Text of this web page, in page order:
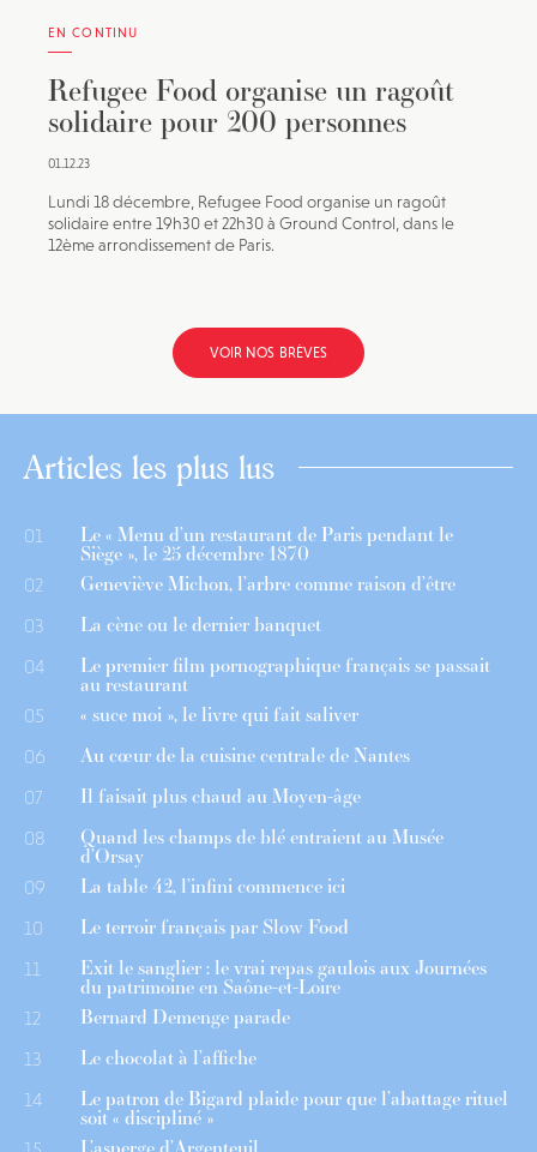
EN CONTINU
Refugee Food organise un ragoût
solidaire pour 200 personnes
01.12.23
Lundi 18 décembre, Refugee Food organise un ragoût
solidaire entre 19h30 et 22h30 à Ground Control, dans le
12ème arrondissement de Paris.
VOIR NOS BRÈVES
Articles les plus lus
01 Le « Menu d’un restaurant de Paris pendant le
Siège », le 25 décembre 1870
02 Geneviève Michon, l’arbre comme raison d’être
03 La cène ou le dernier banquet
04 Le premier film pornographique français se passait
au restaurant
05 « suce moi », le livre qui fait saliver
06 Au cœur de la cuisine centrale de Nantes
07 Il faisait plus chaud au Moyen-âge
08 Quand les champs de blé entraient au Musée
d’Orsay
09 La table 42, l’infini commence ici
10 Le terroir français par Slow Food
11 Exit le sanglier : le vrai repas gaulois aux Journées
du patrimoine en Saône-et-Loire
12 Bernard Demenge parade
13 Le chocolat à l’affiche
14 Le patron de Bigard plaide pour que l’abattage rituel
soit « discipliné »